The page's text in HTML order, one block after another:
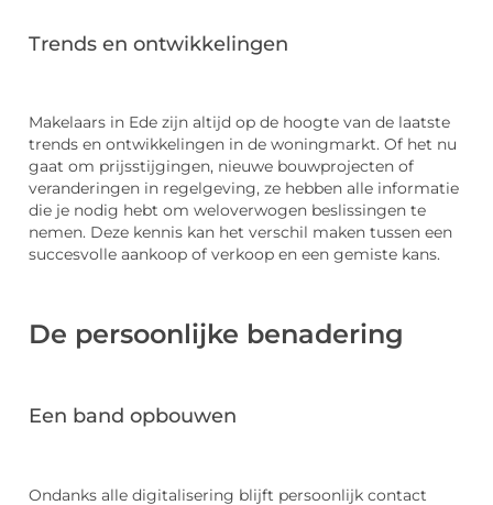
Trends en ontwikkelingen
Makelaars in Ede zijn altijd op de hoogte van de laatste
trends en ontwikkelingen in de woningmarkt. Of het nu
gaat om prijsstijgingen, nieuwe bouwprojecten of
veranderingen in regelgeving, ze hebben alle informatie
die je nodig hebt om weloverwogen beslissingen te
nemen. Deze kennis kan het verschil maken tussen een
succesvolle aankoop of verkoop en een gemiste kans.
De persoonlijke benadering
Een band opbouwen
Ondanks alle digitalisering blijft persoonlijk contact